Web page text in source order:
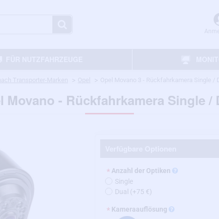
Movano - Rückfahrkamera Single /
Anzahl der Optiken
Single
Dual (+75 €)
Kameraauflösung